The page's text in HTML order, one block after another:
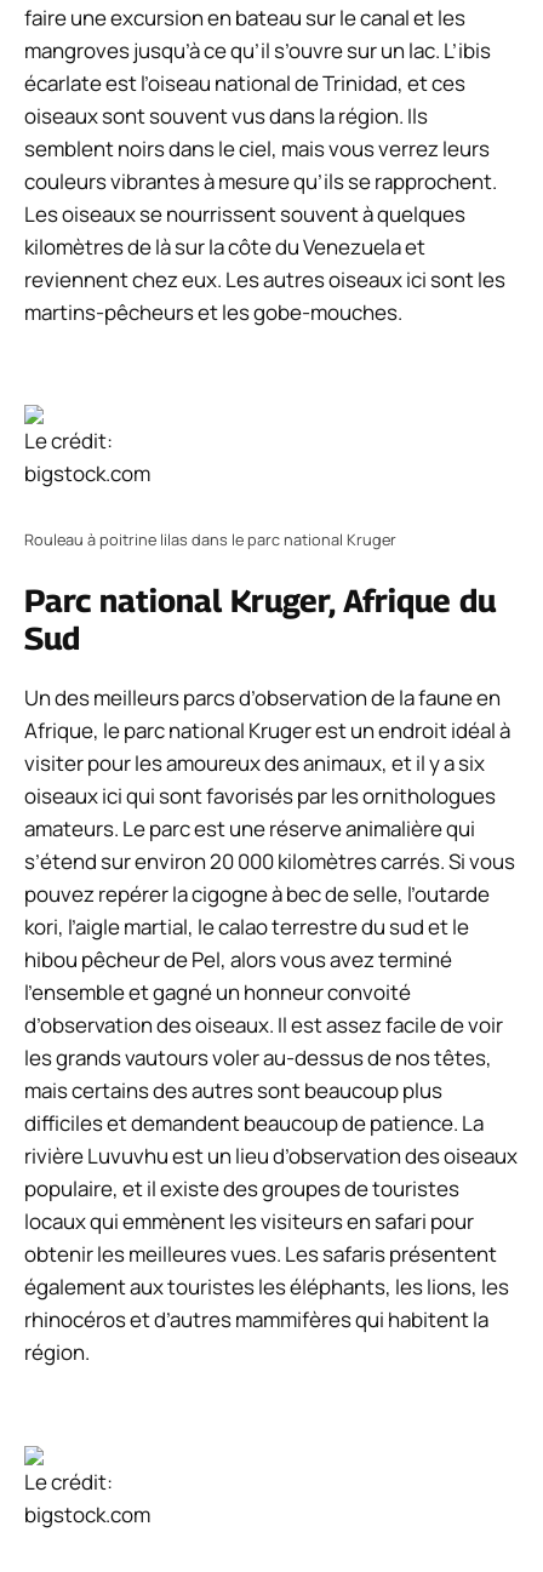
faire une excursion en bateau sur le canal et les
mangroves jusqu’à ce qu’il s’ouvre sur un lac. L’ibis
écarlate est l’oiseau national de Trinidad, et ces
oiseaux sont souvent vus dans la région. Ils
semblent noirs dans le ciel, mais vous verrez leurs
couleurs vibrantes à mesure qu’ils se rapprochent.
Les oiseaux se nourrissent souvent à quelques
kilomètres de là sur la côte du Venezuela et
reviennent chez eux. Les autres oiseaux ici sont les
martins-pêcheurs et les gobe-mouches.
Le crédit:
bigstock.com
Rouleau à poitrine lilas dans le parc national Kruger
Parc national Kruger, Afrique du
Sud
Un des meilleurs parcs d’observation de la faune en
Afrique, le parc national Kruger est un endroit idéal à
visiter pour les amoureux des animaux, et il y a six
oiseaux ici qui sont favorisés par les ornithologues
amateurs. Le parc est une réserve animalière qui
s’étend sur environ 20 000 kilomètres carrés. Si vous
pouvez repérer la cigogne à bec de selle, l’outarde
kori, l’aigle martial, le calao terrestre du sud et le
hibou pêcheur de Pel, alors vous avez terminé
l’ensemble et gagné un honneur convoité
d’observation des oiseaux. Il est assez facile de voir
les grands vautours voler au-dessus de nos têtes,
mais certains des autres sont beaucoup plus
difficiles et demandent beaucoup de patience. La
rivière Luvuvhu est un lieu d’observation des oiseaux
populaire, et il existe des groupes de touristes
locaux qui emmènent les visiteurs en safari pour
obtenir les meilleures vues. Les safaris présentent
également aux touristes les éléphants, les lions, les
rhinocéros et d’autres mammifères qui habitent la
région.
Le crédit:
bigstock.com